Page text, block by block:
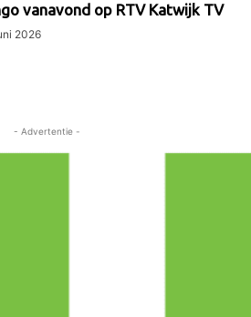
vanavond op RTV Katwijk TV
2026
- Advertentie -